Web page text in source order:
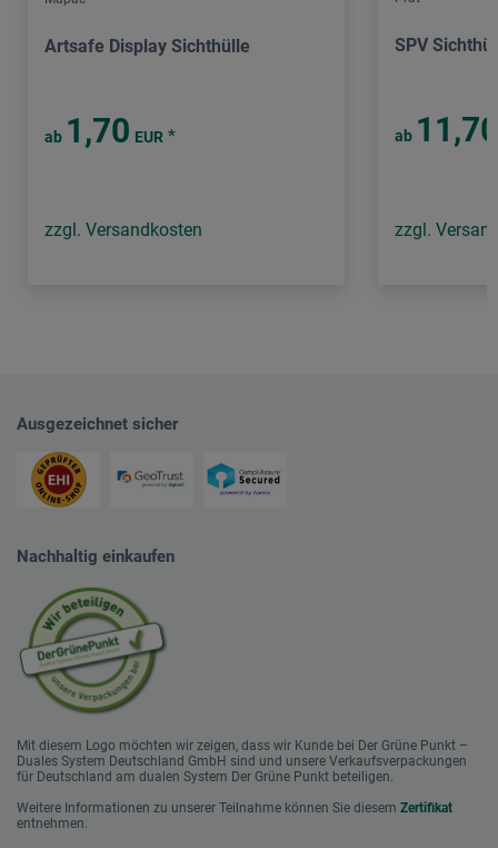
Artsafe Display Sichthülle
ab 1,70 EUR *
zzgl. Versandkosten
SPV
ab 11,70
zzgl.
Ausgezeichnet sicher
Nachhaltig einkaufen
Mit diesem Logo möchten wir zeigen, dass wir Kunde bei Der Grüne Punkt –
Duales System Deutschland GmbH sind und unsere Verkaufsverpackungen
für Deutschland am dualen System Der Grüne Punkt beteiligen.
Weitere Informationen zu unserer Teilnahme können Sie diesem Zertifikat
entnehmen.